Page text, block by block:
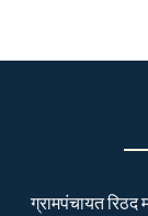
ग्रामपंचायत रिठद